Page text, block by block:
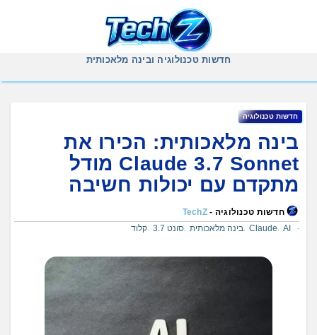
חדשות טכנולוגיה ובינה מלאכותית
חדשות טכנולוגיה
בינה מלאכותית: הכירו את
Claude 3.7 Sonnet מודל
מתקדם עם יכולות חשיבה
חדשות טכנולוגיה -TechZ
AI
Claude בינה מלאכותית סונט 3.7 קלוד